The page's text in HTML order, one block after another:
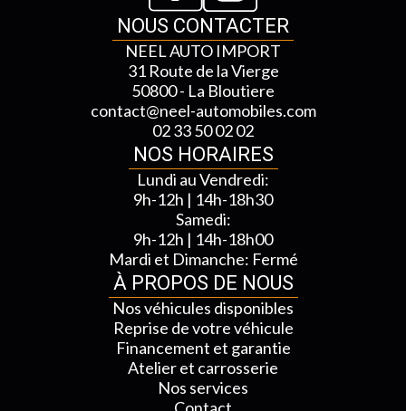
NOUS CONTACTER
NEEL AUTO IMPORT
31 Route de la Vierge
50800 - La Bloutiere
contact@neel-automobiles.com
02 33 50 02 02
NOS HORAIRES
Lundi au Vendredi:
9h-12h | 14h-18h30
Samedi:
9h-12h | 14h-18h00
Mardi et Dimanche: Fermé
À PROPOS DE NOUS
Nos véhicules disponibles
Reprise de votre véhicule
Financement et garantie
Atelier et carrosserie
Nos services